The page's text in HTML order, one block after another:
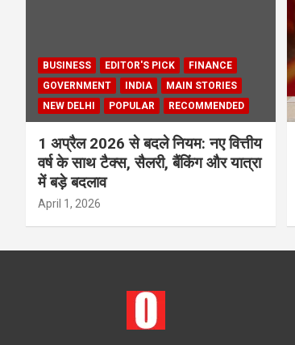
BUSINESS EDITOR'S PICK
FINANCE
GOVERNMENT
INDIA
MAIN STORIES
NEW DELHI
POPULAR RECOMMENDED
1 अप्रैल 2026 से बदले नियम: नए वित्तीय
वर्ष के साथ टैक्स, सैलरी, बैंकिंग और यात्रा
में बड़े बदलाव
April 1, 2026